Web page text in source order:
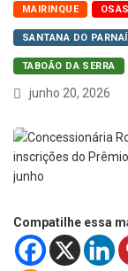
MAIRINQUE
SANTANA DO
TABOÃO DA SERRA
junho 20, 2026
Compatilhe essa